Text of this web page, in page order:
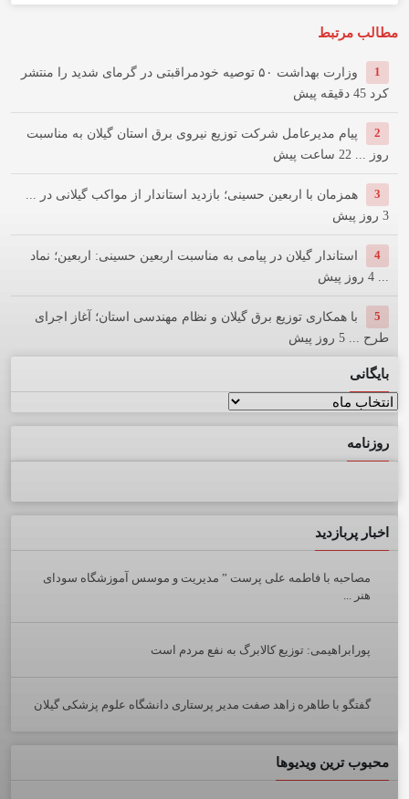
مطالب مرتبط
وزارت بهداشت ۵۰ توصیه خودمراقبتی در گرمای شدید را منتشر
کرد 45 دقیقه پیش
پیام مدیرعامل شركت توزیع نیروی برق استان گیلان به مناسبت
روز ...
22 ساعت پیش
همزمان با اربعین حسینی؛ بازدید استاندار از مواکب گیلانی در ...
استاندار گیلان در پیامی به مناسبت اربعین حسینی: اربعین؛ نماد
با همکاری توزیع برق گیلان و نظام مهندسی استان؛ آغاز اجرای
طرح ...
بایگانی
بایگانی
روزنامه
اخبار پربازدید
مصاحبه با فاطمه علی پرست ” مدیریت و موسس آموزشگاه سودای
هنر ...
پورابراهیمی: توزیع کالابرگ به نفع مردم است
گفتگو با طاهره زاهد صفت مدیر پرستاری دانشگاه علوم پزشکی گیلان
محبوب ترین ویدیوها